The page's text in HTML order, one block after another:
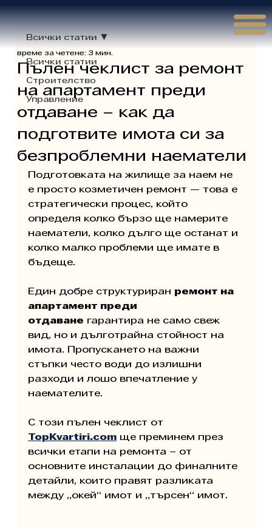
Всички статии
Строителство
Управление
Всички статии
Пълен чеклист за ремонт
на апартамент преди
отдаване – как да
подготвите имота си за
безпроблемни наематели
време за четене: 3 мин.
Подготовката на жилище за наем не
е просто козметичен ремонт — това е
стратегически процес, който
определя колко бързо ще намерите
наематели, колко дълго ще останат и
колко малко проблеми ще имате в
бъдеще.
Един добре структуриран ремонт на
апартамент преди
отдаване гарантира не само свеж
вид, но и дълготрайна стойност на
имота. Пропускането на важни
стъпки често води до излишни
разходи и лошо впечатление у
наемателите.
С този пълен чеклист от
TopKvartiri.com ще преминем през
всички етапи на ремонта – от
основните инсталации до финалните
детайли, които правят разликата
между „окей“ имот и „търсен“ имот.